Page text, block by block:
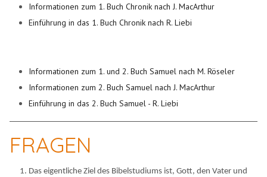
Informationen zum 1. Buch Chronik nach J. MacArthur
Einführung in das 1. Buch Chronik nach R. Liebi
Informationen zum 1. und 2. Buch Samuel nach M. Röseler
Informationen zum 2. Buch Samuel nach J. MacArthur
Einführung in das 2. Buch Samuel - R. Liebi
FRAGEN
Das eigentliche Ziel des Bibelstudiums ist, Gott, den Vater und